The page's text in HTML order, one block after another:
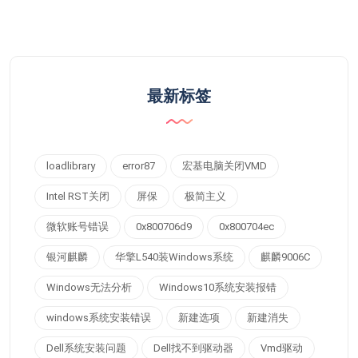
最新标签
loadlibrary error87 宏基电脑关闭VMD
Intel RST关闭 屏保 极简主义
微软账号错误 0x800706d9 0x800704ec
银河麒麟 华擎L540装Windows系统 麒麟9006C
Windows无法分析 Windows10系统安装报错
windows系统安装错误 新建选项 新建消失
Dell系统安装问题 Dell找不到驱动器 Vmd驱动